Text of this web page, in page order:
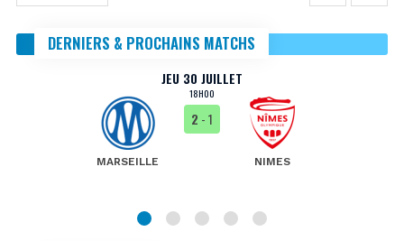
DERNIERS & PROCHAINS MATCHS
JEU 30 JUILLET
18H00
MARSEILLE
2 - 1
NIMES